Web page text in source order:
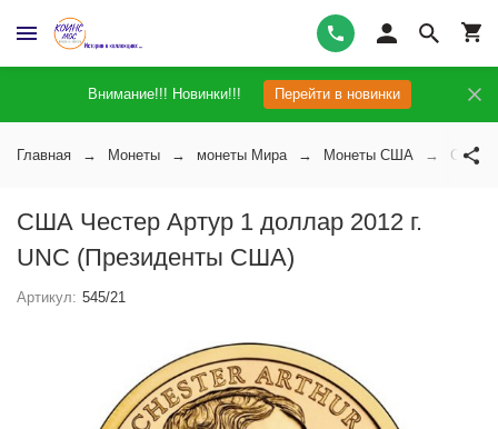
Внимание!!! Новинки!!! Перейти в новинки
Главная Монеты монеты Мира Монеты США США
США Честер Артур 1 доллар 2012 г.
UNC (Президенты США)
Артикул: 545/21